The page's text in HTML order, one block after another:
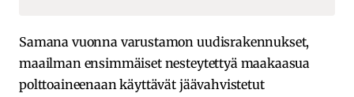
Samana vuonna varustamon uudisrakennukset,
maailman ensimmäiset nesteytettyä maakaasua
polttoaineenaan käyttävät jäävahvistetut